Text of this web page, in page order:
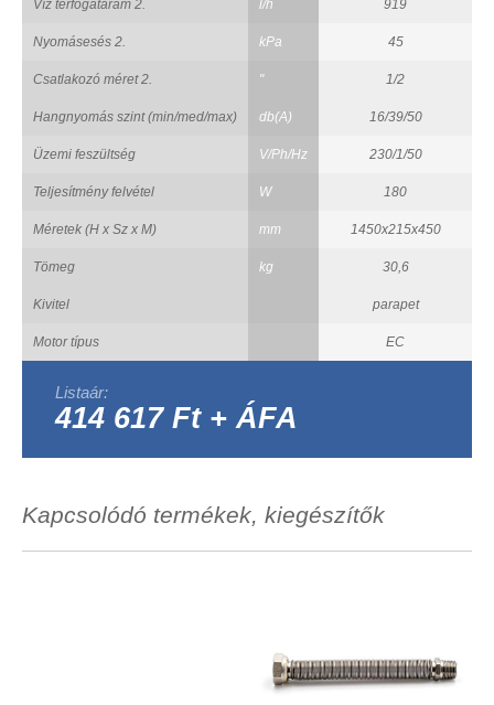
Víz térfogatáram 2. l/h 919
Nyomásesés 2. kPa 45
Csatlakozó méret 2. " 1/2
Hangnyomás szint (min/med/max) db(A) 16/39/50
Üzemi feszültség V/Ph/Hz 230/1/50
Teljesítmény felvétel W 180
Méretek (H x Sz x M) mm 1450x215x450
Tömeg kg 30,6
Kivitel parapet
Motor típus EC
Listaár:
414 617 Ft + ÁFA
Kapcsolódó termékek, kiegészítők